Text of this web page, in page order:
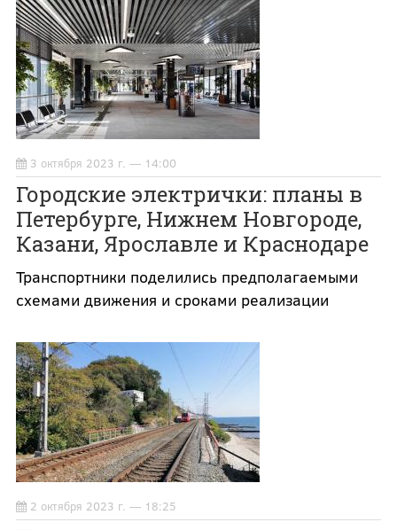
3 октября 2023 г. — 14:00
Городские электрички: планы в
Петербурге, Нижнем Новгороде,
Казани, Ярославле и Краснодаре
Транспортники поделились предполагаемыми
схемами движения и сроками реализации
2 октября 2023 г. — 18:25